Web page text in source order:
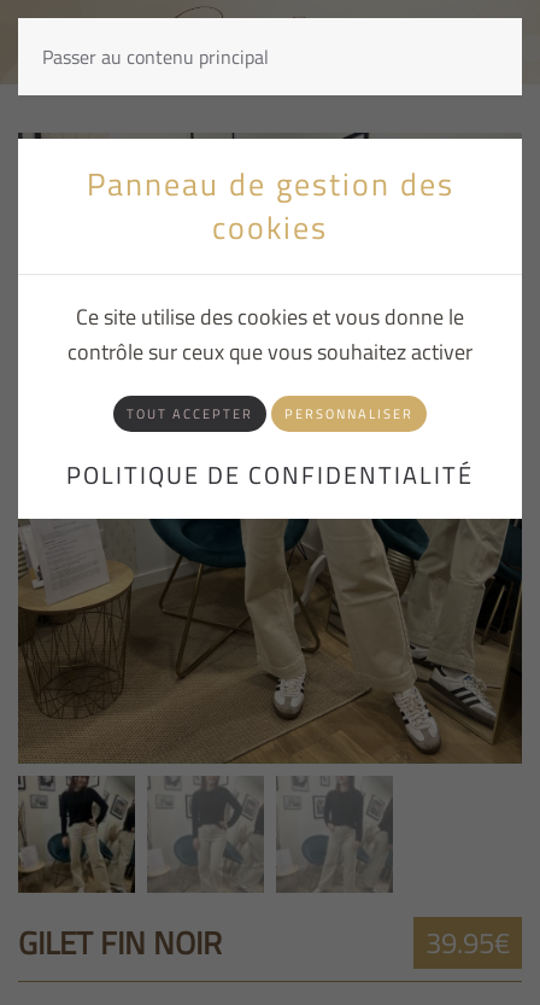
Panneau de gestion des
cookies
Ce site utilise des cookies et vous donne le
contrôle sur ceux que vous souhaitez activer
TOUT ACCEPTER PERSONNALISER
POLITIQUE DE CONFIDENTIALITÉ
Passer au contenu principal
GILET FIN NOIR 39.95€